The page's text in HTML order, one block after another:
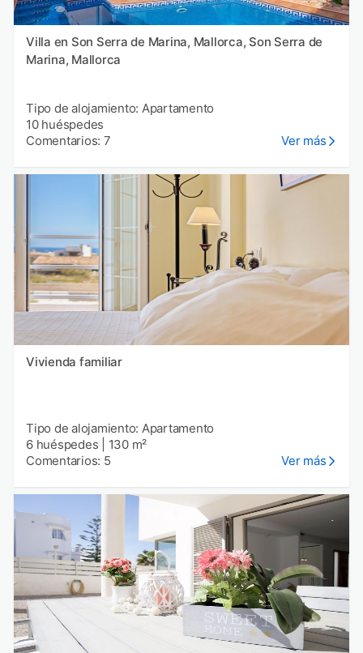
Villa en Son Serra de Marina, Mallorca, Son Serra de
Marina, Mallorca
Tipo de alojamiento: Apartamento
10 huéspedes
Comentarios: 7
Ver más
Vivienda familiar
Tipo de alojamiento: Apartamento
6 huéspedes
130 m²
Comentarios: 5
Ver más